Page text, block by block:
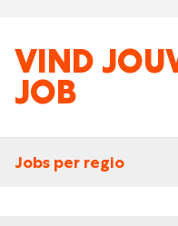
VIND
JOB
Jobs per regio